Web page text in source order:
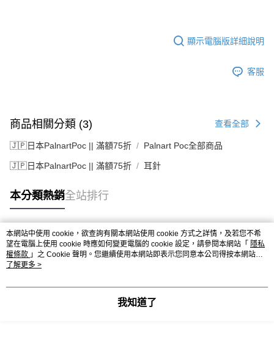
顯示電腦版詳細說明
客服
商品相關分類 (3) 查看全部
🇯🇵日本PalnartPoc || 滿額75折 Palnart Poc全部商品
🇯🇵日本PalnartPoc || 滿額75折 耳針
本分類熱銷全站排行
熱門標籤
本網站中使用 cookie，欲查詢有關本網站使用 cookie 方式之詳情，及若您不希
望在電腦上使用 cookie 時應如何變更電腦的 cookie 設定，請參閱本網站「 隱私
權條款 」之 Cookie 聲明。您繼續使用本網站即表示您同意本公司得按本網站使
用條款之 Cookie 聲明使用 cookie。
了解更多 >
我知道了